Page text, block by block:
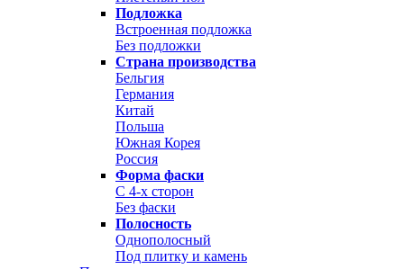
Подложка
Встроенная подложка
Без подложки
Страна производства
Бельгия
Германия
Китай
Польша
Южная Корея
Россия
Форма фаски
С 4-х сторон
Без фаски
Полосность
Однополосный
Под плитку и камень